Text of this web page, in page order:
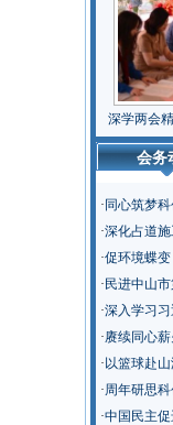
深学两会
会务
· 同心筑梦
·深化占道施
·促环境蝶
· 民进中山市第八
·深入学习习近平总书
·赓续同心
· 以篮球赴
·周年研思
·中国民主促